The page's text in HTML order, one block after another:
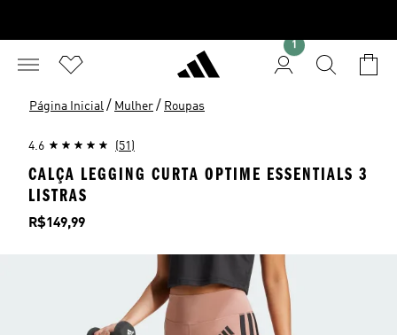
1
Página Inicial / Mulher / Roupas
4.6 (51)
CALÇA LEGGING CURTA OPTIME ESSENTIALS 3
LISTRAS
Preço
R$149,99